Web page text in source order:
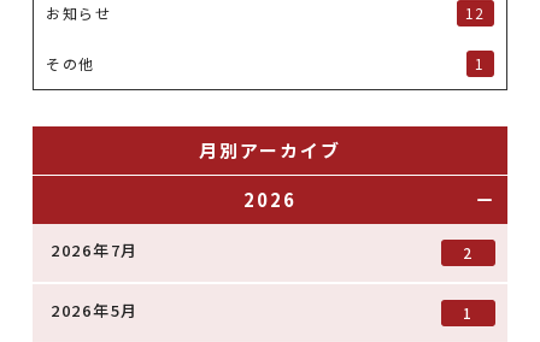
お知らせ 12
その他 1
月別アーカイブ
2026
2026年7月 2
2026年5月 1